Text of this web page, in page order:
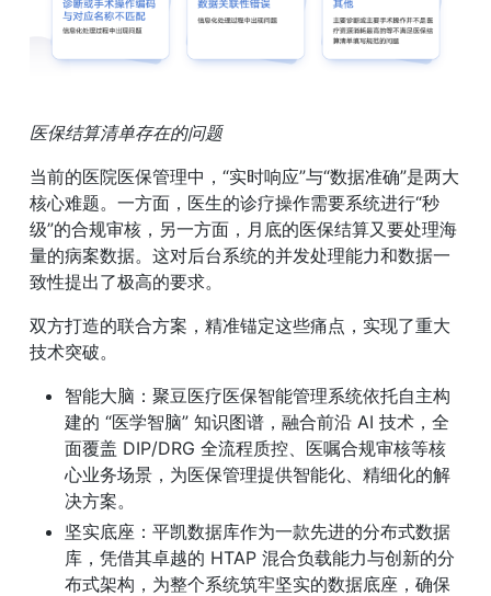
医保结算清单存在的问题
当前的医院医保管理中，“实时响应”与“数据准确”是两大
核心难题。一方面，医生的诊疗操作需要系统进行“秒
级”的合规审核，另一方面，月底的医保结算又要处理海
量的病案数据。这对后台系统的并发处理能力和数据一
致性提出了极高的要求。
双方打造的联合方案，精准锚定这些痛点，实现了重大
技术突破。
智能大脑：聚豆医疗医保智能管理系统依托自主构
建的 “医学智脑” 知识图谱，融合前沿 AI 技术，全
面覆盖 DIP/DRG 全流程质控、医嘱合规审核等核
心业务场景，为医保管理提供智能化、精细化的解
决方案。
坚实底座：平凯数据库作为一款先进的分布式数据
库，凭借其卓越的 HTAP 混合负载能力与创新的分
布式架构，为整个系统筑牢坚实的数据底座，确保